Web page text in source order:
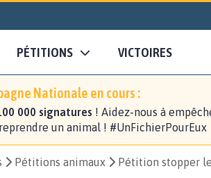
PÉTITIONS VICTOIRES
Nationale en cours :
000 signatures ! Aidez-nous à
un animal ! #UnFichierPourEux
Pétitions animaux Pétition stopper